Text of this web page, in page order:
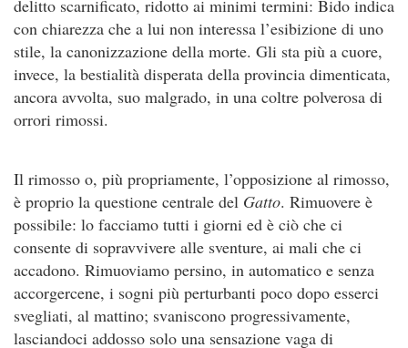
delitto scarnificato, ridotto ai minimi termini: Bido indica
con chiarezza che a lui non interessa l’esibizione di uno
stile, la canonizzazione della morte. Gli sta più a cuore,
invece, la bestialità disperata della provincia dimenticata,
ancora avvolta, suo malgrado, in una coltre polverosa di
orrori rimossi.
Il rimosso o, più propriamente, l’opposizione al rimosso,
è proprio la questione centrale del Gatto. Rimuovere è
possibile: lo facciamo tutti i giorni ed è ciò che ci
consente di sopravvivere alle sventure, ai mali che ci
accadono. Rimuoviamo persino, in automatico e senza
accorgercene, i sogni più perturbanti poco dopo esserci
svegliati, al mattino; svaniscono progressivamente,
lasciandoci addosso solo una sensazione vaga di